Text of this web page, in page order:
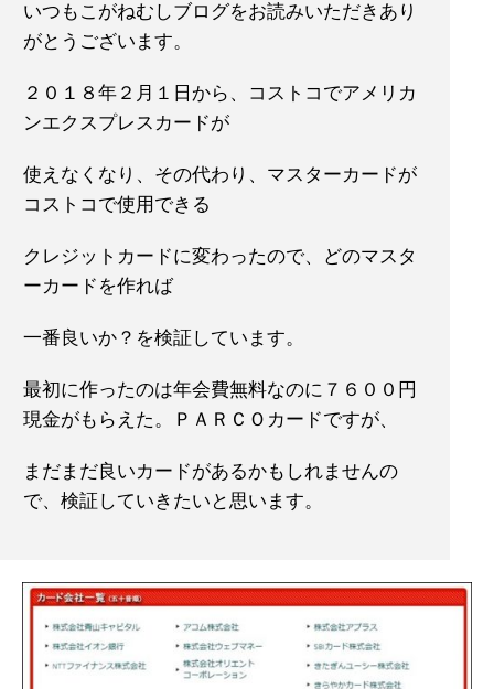
いつもこがねむしブログをお読みいただきあり
がとうございます。
２０１８年２月１日から、コストコでアメリカ
ンエクスプレスカードが
使えなくなり、その代わり、マスターカードが
コストコで使用できる
クレジットカードに変わったので、どのマスタ
ーカードを作れば
一番良いか？を検証しています。
最初に作ったのは年会費無料なのに７６００円
現金がもらえた。ＰＡＲＣＯカードですが、
まだまだ良いカードがあるかもしれませんの
で、検証していきたいと思います。